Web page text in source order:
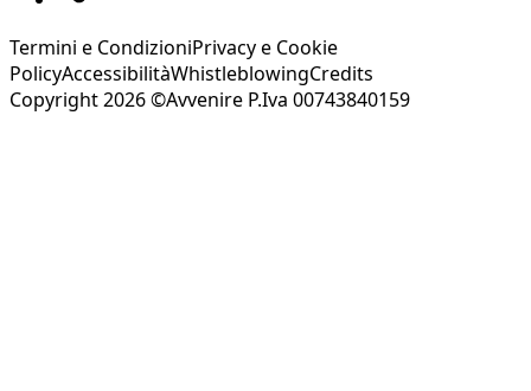
Termini e CondizioniPrivacy e Cookie
PolicyAccessibilitàWhistleblowingCredits
Copyright 2026 ©Avvenire P.Iva 00743840159